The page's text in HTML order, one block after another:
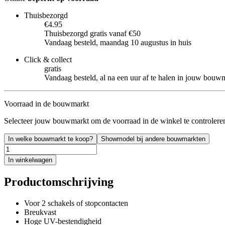
Thuisbezorgd
€4.95
Thuisbezorgd gratis vanaf €50
Vandaag besteld, maandag 10 augustus in huis
Click & collect
gratis
Vandaag besteld, al na een uur af te halen in jouw
Voorraad in de bouwmarkt
Selecteer jouw bouwmarkt om de voorraad in de winkel te
In welke bouwmarkt te koop? Showmodel bij andere bouwmarkten
In winkelwagen
Productomschrijving
Voor 2 schakels of stopcontacten
Breukvast
Hoge UV-bestendigheid